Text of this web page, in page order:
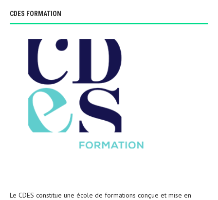
CDES FORMATION
Le CDES constitue une école de formations conçue et mise en